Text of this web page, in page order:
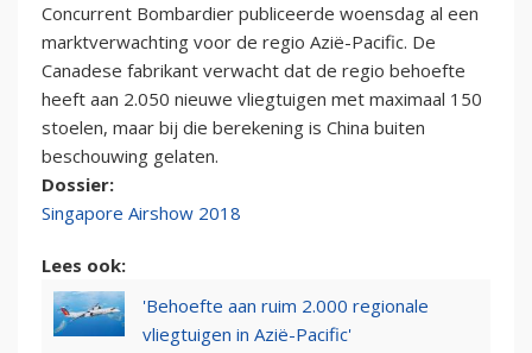
Concurrent Bombardier publiceerde woensdag al een
marktverwachting voor de regio Azië-Pacific. De
Canadese fabrikant verwacht dat de regio behoefte
heeft aan 2.050 nieuwe vliegtuigen met maximaal 150
stoelen, maar bij die berekening is China buiten
beschouwing gelaten.
Dossier:
Singapore Airshow 2018
Lees ook:
'Behoefte aan ruim 2.000 regionale
vliegtuigen in Azië-Pacific'